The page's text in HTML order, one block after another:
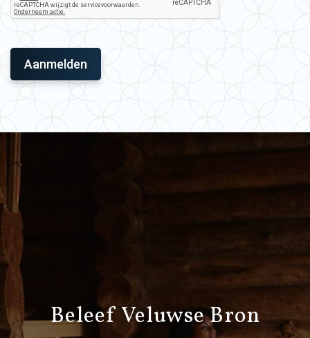
Beleef Veluwse Bron